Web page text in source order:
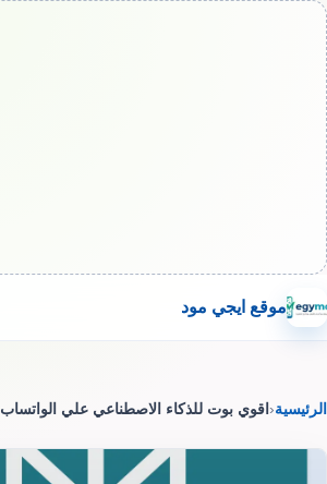
موقع ايجي مود
الرئيسية‹ اقوي بوت للذكاء الاصطناعي علي الواتساب